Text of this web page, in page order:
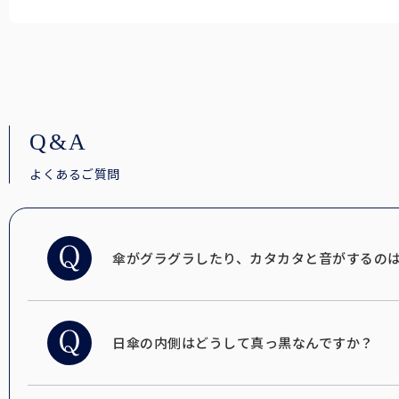
Q&A
よくあるご質問
傘がグラグラしたり、カタカタと音がするの
日傘の内側はどうして真っ黒なんですか？